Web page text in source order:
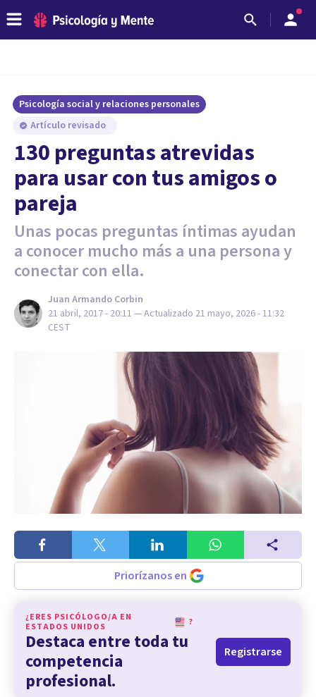
Psicología social y relaciones personales
Artículo revisado
130 preguntas atrevidas
para usar con tus amigos o
pareja
Unas pocas preguntas íntimas ayudan
a conocer mucho más a una persona y
conectar con ella.
Juan Armando Corbin
21 abril, 2017 - 20:11 — Actualizado 21 mayo, 2026 - 11:32
CEST
Priorízanos en
¿ERES PSICÓLOGO/A EN
ESTADOS UNIDOS
?
Destaca entre toda tu
competencia
profesional.
Registrarse